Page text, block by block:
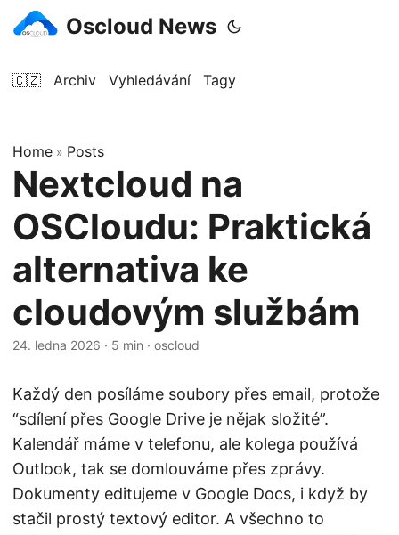
Oscloud News
🇨🇿 Archiv Vyhledávání Tagy
Home » Posts
Nextcloud na
OSCloudu: Praktická
alternativa ke
cloudovým službám
24. ledna 2026 · 5 min · oscloud
Každý den posíláme soubory přes email, protože
“sdílení přes Google Drive je nějak složité”.
Kalendář máme v telefonu, ale kolega používá
Outlook, tak se domlouváme přes zprávy.
Dokumenty editujeme v Google Docs, i když by
stačil prostý textový editor. A všechno to